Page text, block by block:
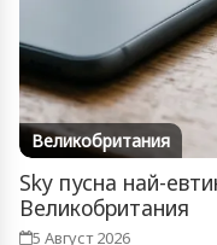
Великобритания
Sky пусна най-
Великобритания
5 Август 2026